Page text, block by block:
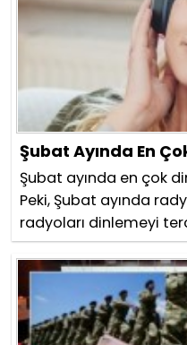
Şubat Ayında En
Şubat ayında en çok
Peki, Şubat ayında
radyoları dinlemeyi